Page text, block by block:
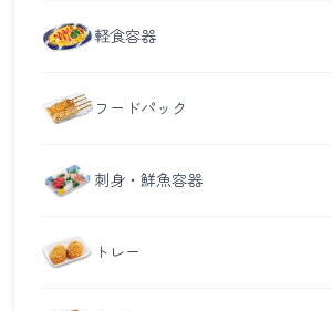
軽食容器
フードパック
刺身・鮮魚容器
トレー